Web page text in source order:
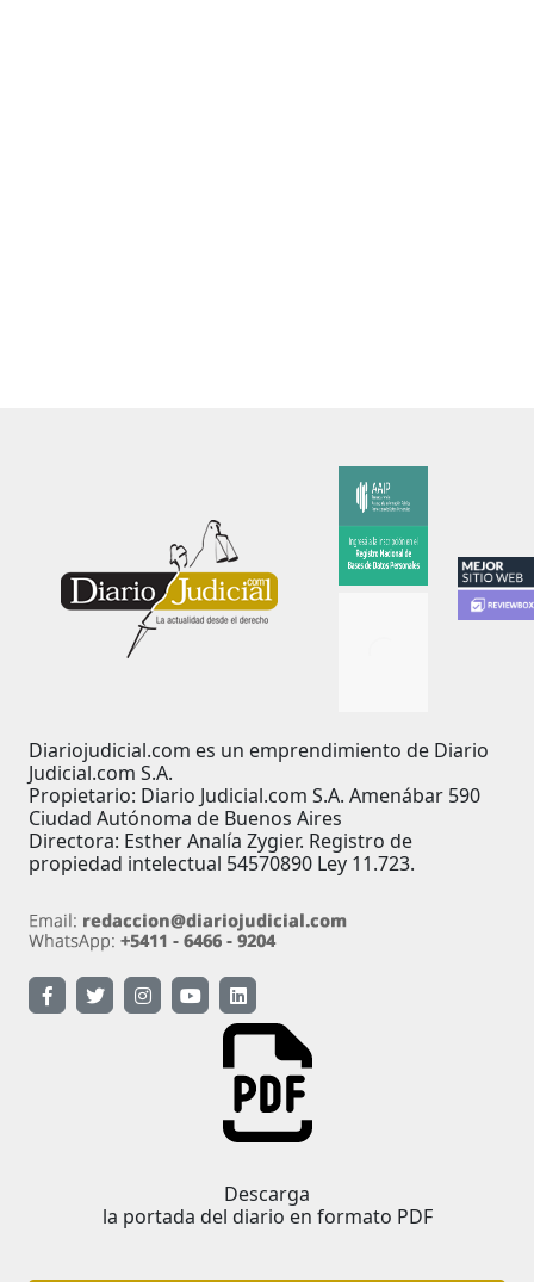
Diariojudicial.com es un emprendimiento de Diario
Judicial.com S.A.
Propietario: Diario Judicial.com S.A. Amenábar 590
Ciudad Autónoma de Buenos Aires
Directora: Esther Analía Zygier. Registro de
propiedad intelectual 54570890 Ley 11.723.
Descarga
la portada del diario en formato PDF